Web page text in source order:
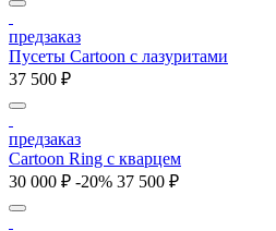
предзаказ
Пусеты Cartoon c лазуритами
37 500 ₽
предзаказ
Cartoon Ring с кварцем
30 000 ₽ -20% 37 500 ₽